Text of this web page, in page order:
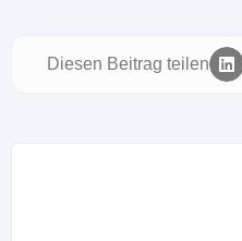
Diesen Beitrag teilen